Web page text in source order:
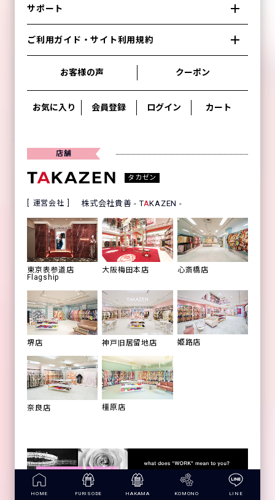
サポート
ご利用ガイド・サイト利用規約
お客様の声 クーポン
お気に入り 会員登録 ログイン カート
店舗
タカゼン
運営会社 株式会社貴善 - TAKAZEN -
東京表参道店
Flagship
大阪梅田本店 心斎橋店
堺店 神戸旧居留地店 姫路店
奈良店 橿原店
HOME FURISODE HAKAMA KOMONO LINE